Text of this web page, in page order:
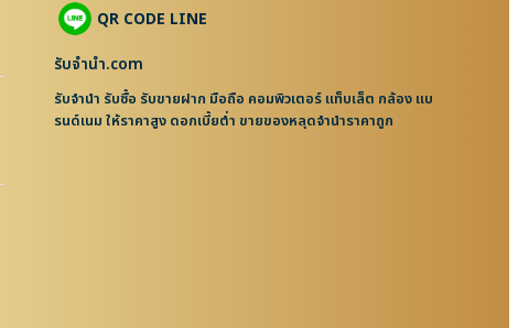
QR CODE LINE
รับจํานํา.com
รับจำนำ รับซื้อ รับขายฝาก มือถือ คอมพิวเตอร์ แท็บเล็ต กล้อง แบ
รนด์เนม ให้ราคาสูง ดอกเบี้ยต่ำ ขายของหลุดจำนำราคาถูก